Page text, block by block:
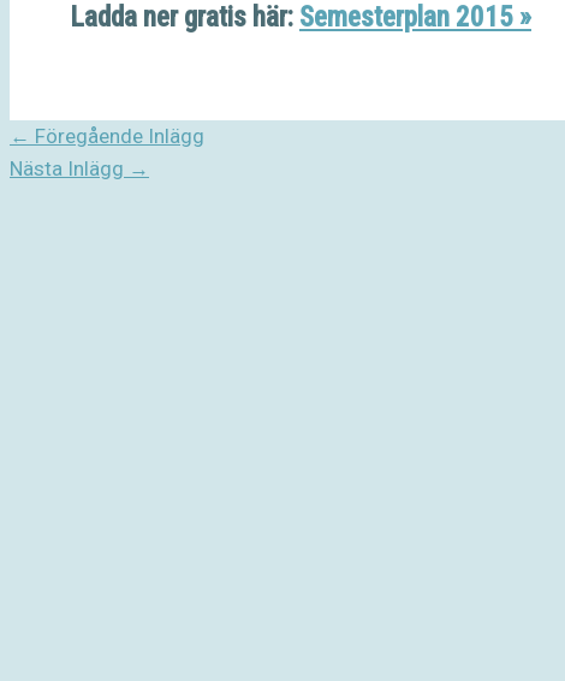
Ladda ner gratis här: Semesterplan 2015 »
← Föregående Inlägg
Nästa Inlägg →